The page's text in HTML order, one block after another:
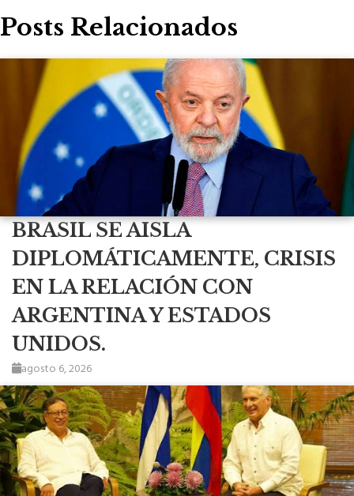
Posts Relacionados
BRASIL SE AISLA
DIPLOMÁTICAMENTE, CRISIS
EN LA RELACIÓN CON
ARGENTINA Y ESTADOS
UNIDOS.
agosto 6, 2026